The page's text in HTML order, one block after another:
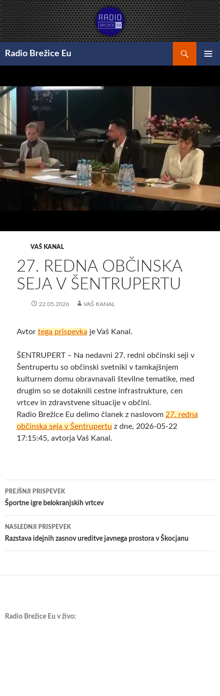
Preskoči
na
vsebino
Radio Brežice Eu
VAŠ KANAL
27. REDNA OBČINSKA
SEJA V ŠENTRUPERTU
22.05.2026 VAŠ KANAL
Avtor tega prispevka je Vaš Kanal.
ŠENTRUPERT – Na nedavni 27. redni občinski seji v
Šentrupertu so občinski svetniki v tamkajšnjem
kulturnem domu obravnavali številne tematike, med
drugim so se dotaknili cestne infrastrukture, cen
vrtcev in zdravstvene situacije v občini.
Radio Brežice Eu delimo članek z naslovom 27. redna
občinska seja v Šentrupertu z dne, 2026-05-22
17:15:45, avtorja Vaš Kanal.
Krmarjenje
po
prispevkih
PREJŠNJI PRISPEVEK
Športne igre belokranjskih vrtcev
NASLEDNJI PRISPEVEK
Razstava idejnih zasnov ureditve javnega prostora v Škocjanu
Radio Brežice Eu v živo: